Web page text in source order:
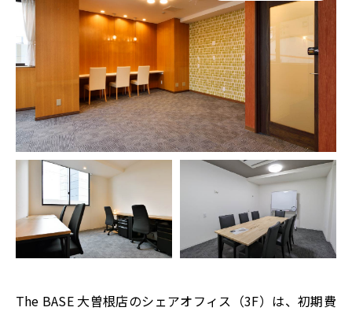
The BASE 大曽根店のシェアオフィス（3F）は、初期費